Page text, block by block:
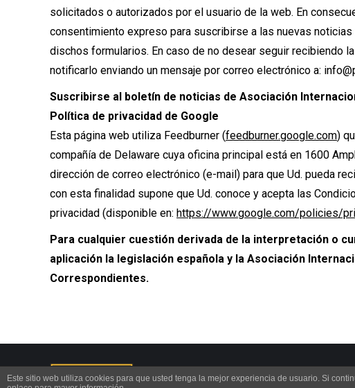
solicitados o autorizados por el usuario de la web. En
consentimiento expreso para suscribirse a las nuevas
dischos formularios. En caso de no desear seguir recibiendo
notificarlo enviando un mensaje por correo electrónico a:
Suscribirse al boletín de noticias de Asociación
Política de privacidad de Google
Esta página web utiliza Feedburner (feedburner.google.com)
compañía de Delaware cuya oficina principal está en 1600
dirección de correo electrónico (e-mail) para que Ud. pueda
con esta finalidad supone que Ud. conoce y acepta las
privacidad (disponible en: https://www.google.com/policies/
Para cualquier cuestión derivada de la interpretación o
aplicación la legislación española y la Asociación
Correspondientes.
Copyright © 2020 CIPSEVI Profesional | Diseño por:
Este sitio web utiliza cookies para que usted tenga la mejor experiencia de usuario. Si